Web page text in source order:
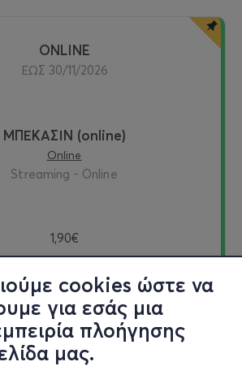
cookies ώστε να
για εσάς μια
πλοήγησης
μας.
ONLINE
ΕΩΣ 30/11/2026
ΜΠΕΚΑΣΙΝ (online)
Online
Streaming - Online
1,90€
Δείτε online
Εισιτήρια